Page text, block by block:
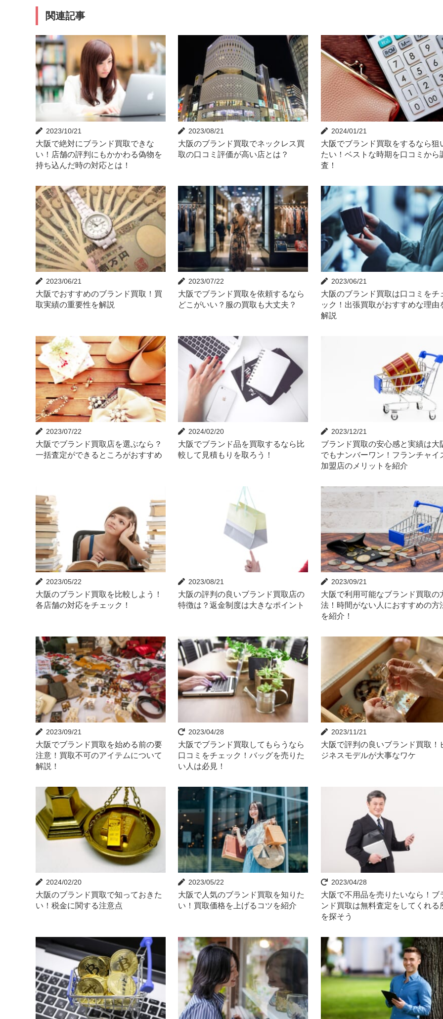
関連記事
2023/10/21
大阪で絶対にブランド買取できな
い！店舗の評判にもかかわる偽物を
持ち込んだ時の対応とは！
2023/08/21
大阪のブランド買取でネックレス買
取の口コミ評価が高い店とは？
2024/01/21
大阪でブランド買取をするなら狙
たい！ベストな時期を口コミから
査！
2023/06/21
大阪でおすすめのブランド買取！買
取実績の重要性を解説
2023/07/22
大阪でブランド買取を依頼するなら
どこがいい？服の買取も大丈夫？
2023/06/21
大阪のブランド買取は口コミをチ
ック！出張買取がおすすめな理由
解説
2023/07/22
大阪でブランド買取店を選ぶなら？
一括査定ができるところがおすすめ
2024/02/20
大阪でブランド品を買取するなら比
較して見積もりを取ろう！
2023/12/21
ブランド買取の安心感と実績は大
でもナンバーワン！フランチャイ
加盟店のメリットを紹介
2023/05/22
大阪のブランド買取を比較しよう！
各店舗の対応をチェック！
2023/08/21
大阪の評判の良いブランド買取店の
特徴は？返金制度は大きなポイント
2023/09/21
大阪で利用可能なブランド買取の
法！時間がない人におすすめの方
を紹介！
2023/09/21
大阪でブランド買取を始める前の要
注意！買取不可のアイテムについて
解説！
2023/04/28
大阪でブランド買取してもらうなら
口コミをチェック！バッグを売りた
い人は必見！
2023/11/21
大阪で評判の良いブランド買取！
ジネスモデルが大事なワケ
2024/02/20
大阪のブランド買取で知っておきた
い！税金に関する注意点
2023/05/22
大阪で人気のブランド買取を知りた
い！買取価格を上げるコツを紹介
2023/04/28
大阪で不用品を売りたいなら！ブ
ンド買取は無料査定をしてくれる
を探そう